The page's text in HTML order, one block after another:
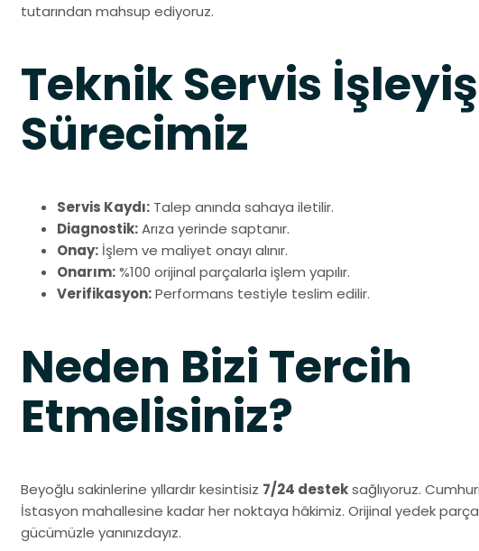
tutarından mahsup ediyoruz.
Teknik Servis İşleyiş
Sürecimiz
Servis Kaydı: Talep anında sahaya iletilir.
Diagnostik:Arıza yerinde saptanır.
Onay: İşlem ve maliyet onayı alınır.
Onarım:%100 orijinal parçalarla işlem yapılır.
Verifikasyon:Performans testiyle teslim edilir.
Neden Bizi Tercih
Etmelisiniz?
Beyoğlu sakinlerine yıllardır kesintisiz 7/24 desteksağlıyoruz.
İstasyon mahallesine kadar her noktaya hâkimiz. Orijinal yedek
gücümüzle yanınızdayız.